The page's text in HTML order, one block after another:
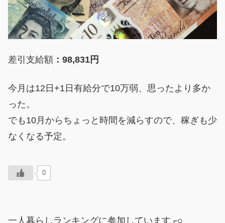
差引支給額 ：98,831円
今月は12日+1日有給分で10万弱、思ったより多か
った。
でも10月からちょっと時間を減らすので、稼ぎも少
なくなる予定。
0
一人暮らしランキングに参加しています┌○